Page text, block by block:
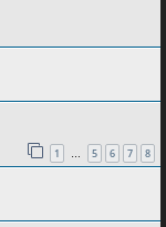
1 … 5 6 7 8